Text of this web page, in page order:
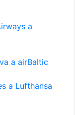
a
a airBaltic
a Lufthansa